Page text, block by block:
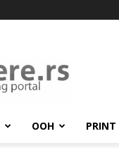
OOH PRINT